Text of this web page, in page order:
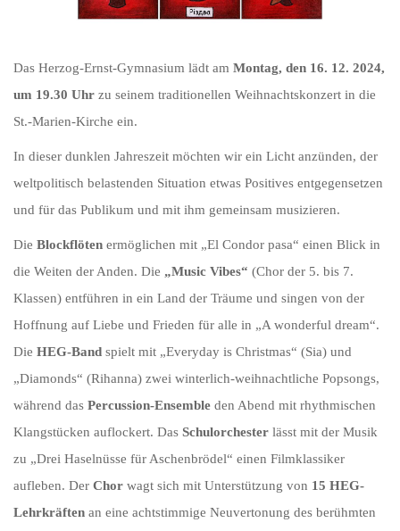
Das Herzog-Ernst-Gymnasium lädt am Montag, den 16. 12. 2024,
um 19.30 Uhr zu seinem traditionellen Weihnachtskonzert in die
St.-Marien-Kirche ein.
In dieser dunklen Jahreszeit möchten wir ein Licht anzünden, der
weltpolitisch belastenden Situation etwas Positives entgegensetzen
und für das Publikum und mit ihm gemeinsam musizieren.
Die Blockflöten ermöglichen mit „El Condor pasa“ einen Blick in
die Weiten der Anden. Die „Music Vibes“ (Chor der 5. bis 7.
Klassen) entführen in ein Land der Träume und singen von der
Hoffnung auf Liebe und Frieden für alle in „A wonderful dream“.
Die HEG-Band spielt mit „Everyday is Christmas“ (Sia) und
„Diamonds“ (Rihanna) zwei winterlich-weihnachtliche Popsongs,
während das Percussion-Ensemble den Abend mit rhythmischen
Klangstücken auflockert. Das Schulorchester lässt mit der Musik
zu „Drei Haselnüsse für Aschenbrödel“ einen Filmklassiker
aufleben. Der Chor wagt sich mit Unterstützung von 15 HEG-
Lehrkräften an eine achtstimmige Neuvertonung des berühmten